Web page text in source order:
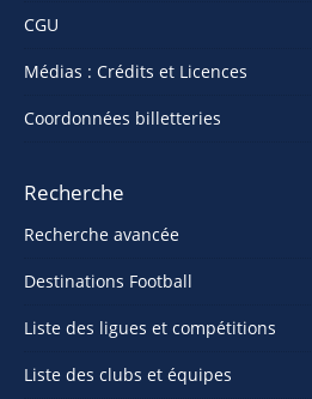
CGU
Médias : Crédits et Licences
Coordonnées billetteries
Recherche
Recherche avancée
Destinations Football
Liste des ligues et compétitions
Liste des clubs et équipes